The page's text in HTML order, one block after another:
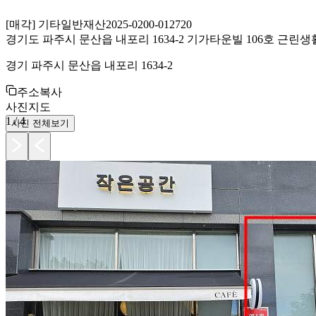
[매각] 기타일반재산2025-0200-012720
경기도 파주시 문산읍 내포리 1634-2 기가타운빌 106호 근린생
경기 파주시 문산읍 내포리 1634-2
주소복사
사진지도
1 /4
사진 전체보기